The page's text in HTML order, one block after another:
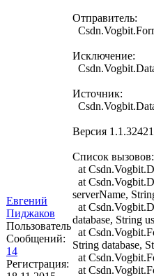
Евгений
Пиджаков
Пользователь
Сообщений:
14
Регистрация:
Отправитель:
Исключение:
Источник:
Версия
Список вызовов:
at
at
serverName,
at
database, String
at
String database,
at
at